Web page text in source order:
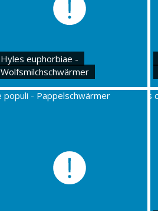
Hyles euphorbiae -
Wolfsmilchschwärmer